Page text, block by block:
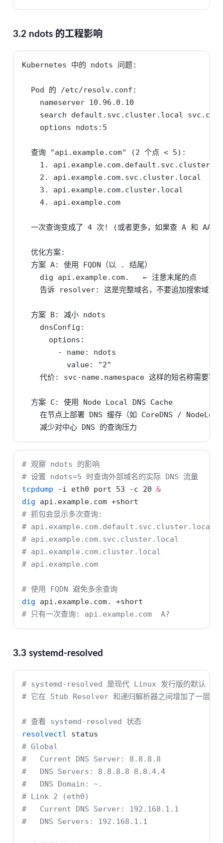
3.2 ndots 的工程影响
Kubernetes 中的 ndots 问题:
  Pod 的 /etc/resolv.conf:
    nameserver 10.96.0.10
search default.svc.cluster.local
    options ndots:5
  查询 "api.example.com" (2 个点 < 5):
1.
2. api.example.com.svc.cluster.local
3. api.example.com.cluster.local
4. api.example.com
一次查询变成了 4 次! (或者更多，如果查 A 和
  优化方案:
  方案 A: 使用 FQDN（以 . 结尾）
    dig api.example.com.   ← 注意末尾的点
    告诉 resolver: 这是完整域名，不要追加搜索域
  方案 B: 减小 ndots
    dnsConfig:
      options:
        - name: ndots
          value: "2"
代价: svc-name.namespace 这样的短名称需要写
  方案 C: 使用 Node Local DNS Cache
在节点上部署 DNS 缓存（如 CoreDNS /
    减少对中心 DNS 的查询压力
# 观察 ndots 的影响
# 设置 ndots=5 时查询外部域名的实际 DNS 流量
tcpdump
-i eth0 port 53 -c 20 &
dig api.example.com +short
# 抓包会显示多次查询:
# api.example.com.default.svc.cluster.local
# api.example.com.svc.cluster.local
# api.example.com.cluster.local
# api.example.com
# 使用 FQDN 避免多余查询
dig api.example.com. +short
# 只有一次查询: api.example.com  A?
3.3 systemd-resolved
# systemd-resolved 是现代 Linux 发行版的默认
# 它在 Stub Resolver 和递归解析器之间增加了一层本
# 查看 systemd-resolved 状态
resolvectl status
# Global
#   Current DNS Server: 8.8.8.8
#   DNS Servers: 8.8.8.8 8.8.4.4
#   DNS Domain: ~.
# Link 2 (eth0)
#   Current DNS Server: 192.168.1.1
#   DNS Servers: 192.168.1.1